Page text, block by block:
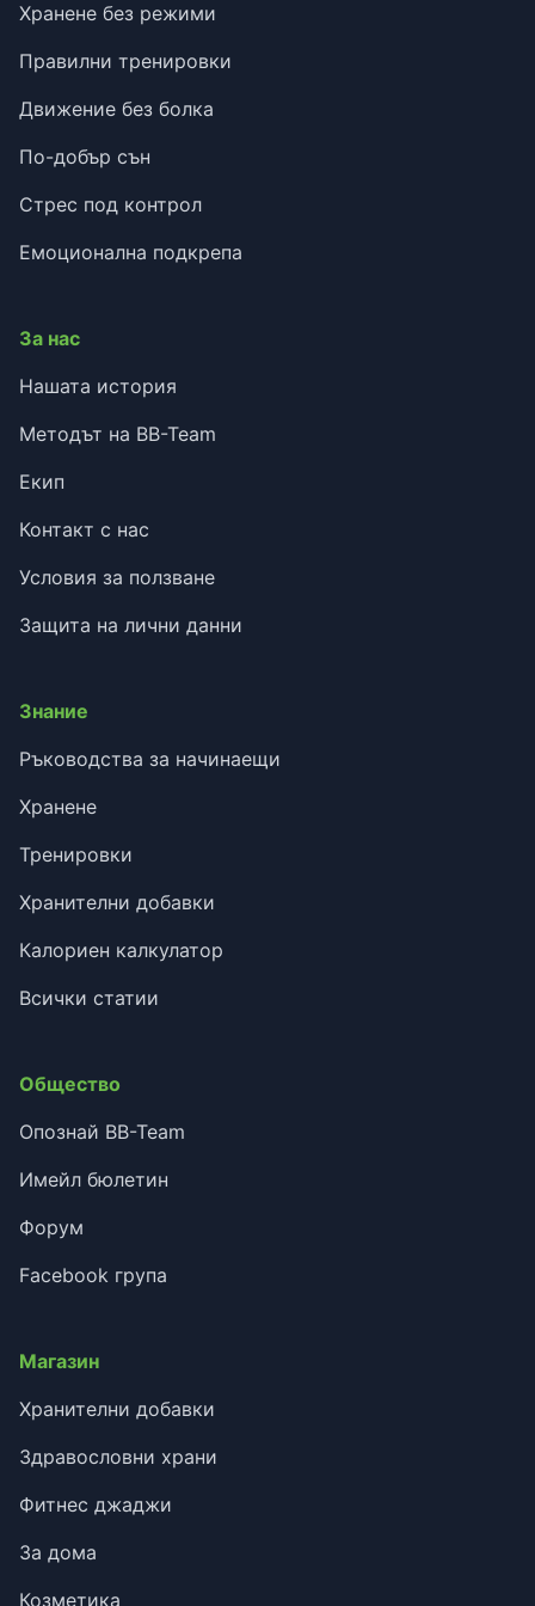
Хранене без режими
Правилни тренировки
Движение без болка
По-добър сън
Стрес под контрол
Емоционална подкрепа
За нас
Нашата история
Методът на BB-Team
Екип
Контакт с нас
Условия за ползване
Защита на лични данни
Знание
Ръководства за начинаещи
Хранене
Тренировки
Хранителни добавки
Калориен калкулатор
Всички статии
Общество
Опознай BB-Team
Имейл бюлетин
Форум
Facebook група
Магазин
Хранителни добавки
Здравословни храни
Фитнес джаджи
За дома
Козметика